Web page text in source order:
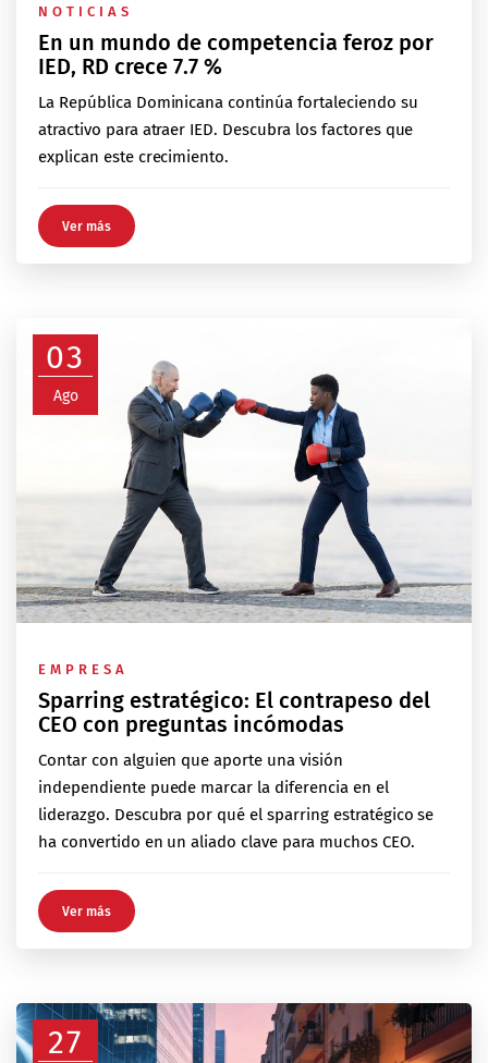
NOTICIAS
En un mundo de competencia feroz por
IED, RD crece 7.7 %
La República Dominicana continúa fortaleciendo su
atractivo para atraer IED. Descubra los factores que
explican este crecimiento.
Ver más
03
Ago
EMPRESA
Sparring estratégico: El contrapeso del
CEO con preguntas incómodas
Contar con alguien que aporte una visión
independiente puede marcar la diferencia en el
liderazgo. Descubra por qué el sparring estratégico se
ha convertido en un aliado clave para muchos CEO.
Ver más
27